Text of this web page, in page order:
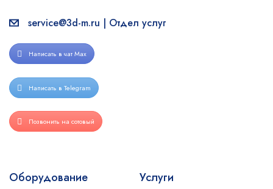
service@3d-m.ru | Отдел услуг
Написать в чат Max
Написать в Telegram
Позвонить на сотовый
Оборудование Услуги